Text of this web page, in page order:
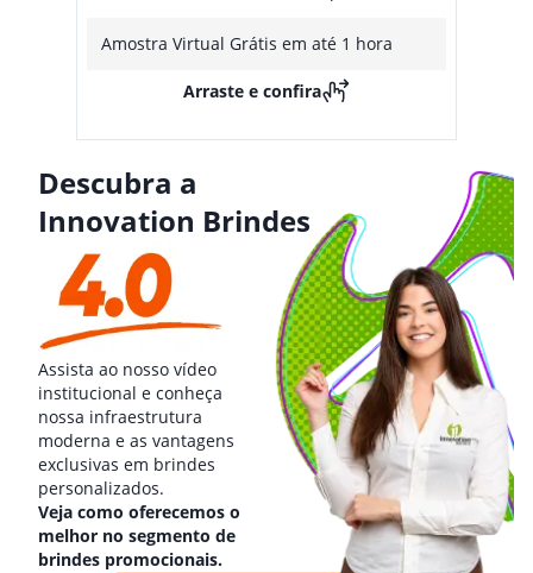
Amostra Virtual Grátis em até 1 hora
Arraste e confira
Descubra a
Innovation Brindes
Assista ao nosso vídeo
institucional e conheça
nossa infraestrutura
moderna e as vantagens
exclusivas em brindes
personalizados.
Veja como oferecemos o
melhor no segmento de
brindes promocionais.